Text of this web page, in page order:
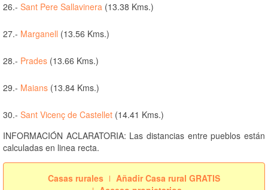
26.- Sant Pere Sallavinera (13.38 Kms.)
27.- Marganell (13.56 Kms.)
28.- Prades (13.66 Kms.)
29.- Maians (13.84 Kms.)
30.- Sant Vicenç de Castellet (14.41 Kms.)
INFORMACIÓN ACLARATORIA: Las distancias entre pueblos están
calculadas en linea recta.
Casas rurales
Añadir Casa rural GRATIS